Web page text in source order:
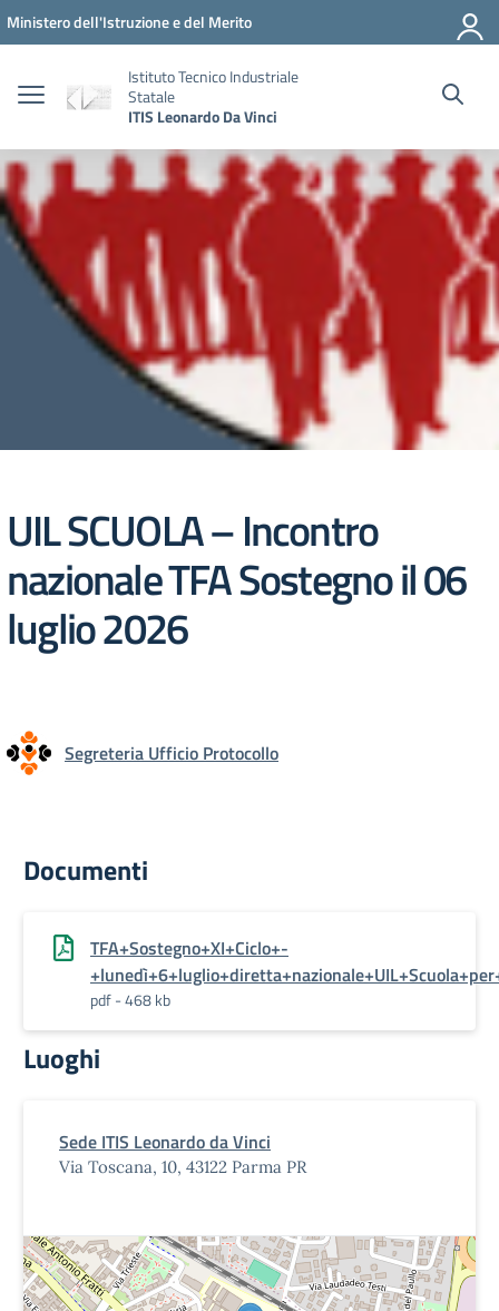
Vai ai contenuti
Vai al menu di navigazione
Vai al footer
Ministero dell'Istruzione e del Merito
Istituto Tecnico Industriale
Statale
ITIS Leonardo Da Vinci
UIL SCUOLA – Incontro
nazionale TFA Sostegno il 06
luglio 2026
Segreteria Ufficio Protocollo
Documenti
TFA+Sostegno+XI+Ciclo+-
pdf - 468 kb
Luoghi
Sede ITIS Leonardo da Vinci
Via Toscana, 10, 43122 Parma PR